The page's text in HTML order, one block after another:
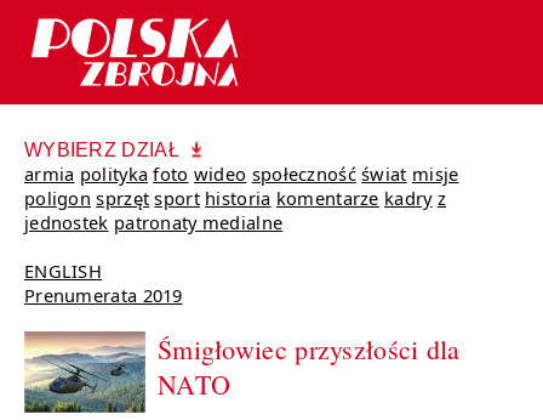
WYBIERZ DZIAŁ
armia polityka foto wideo społeczność świat misje
poligon sprzęt sport historia komentarze kadry z
jednostek patronaty medialne
ENGLISH
Prenumerata 2019
Śmigłowiec przyszłości dla
NATO